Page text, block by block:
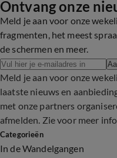
Ontvang onze
Meld je aan voor onze
fragmenten, het meest
de schermen en meer.
Meld je aan voor onze
laatste nieuws en
met onze partners
afmelden. Zie voor meer
Categorieën
In de Wandelgangen